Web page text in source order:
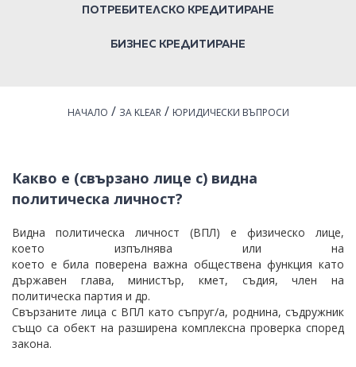
ПОТРЕБИТЕЛСКО КРЕДИТИРАНЕ
БИЗНЕС КРЕДИТИРАНЕ
НАЧАЛО / ЗА KLEAR/ ЮРИДИЧЕСКИ ВЪПРОСИ
Какво е (свързано лице с) видна
политическа личност?
Видна политическа личност (ВПЛ) е физическо лице,
което изпълнява или на
което е билаповерена важна обществена функция като
държавен глава, министър, кмет, съдия, член на
политическа партия и др.
Свързаните лица с ВПЛ като съпруг/а, роднина, съдружник
също са обект на разширена комплексна проверка според
закона.